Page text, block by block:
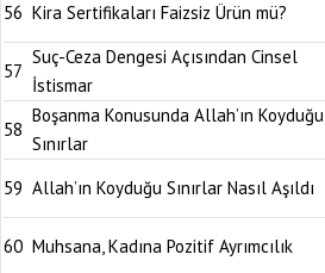
56 Kira Sertifikaları Faizsiz Ürün mü?
57
Suç-Ceza Dengesi Açısından Cinsel
İstismar
58
Boşanma Konusunda Allah’ın Koyduğu
Sınırlar
59 Allah’ın Koyduğu Sınırlar Nasıl Aşıldı
60 Muhsana, Kadına Pozitif Ayrımcılık